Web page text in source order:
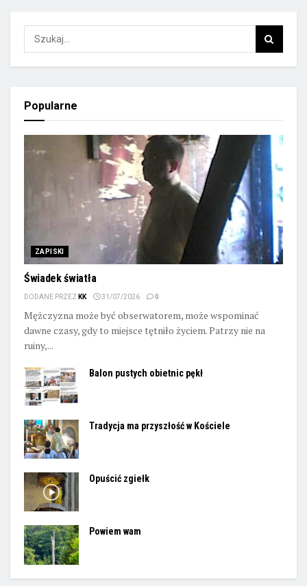
Popularne
ZAPISKI
Świadek światła
DODANE PRZEZ KK 31/07/2026 0
Mężczyzna może być obserwatorem, może wspominać
dawne czasy, gdy to miejsce tętniło życiem. Patrzy nie na
ruiny,...
Balon pustych obietnic pękł
Tradycja ma przyszłość w Kościele
Opuścić zgiełk
Powiem wam